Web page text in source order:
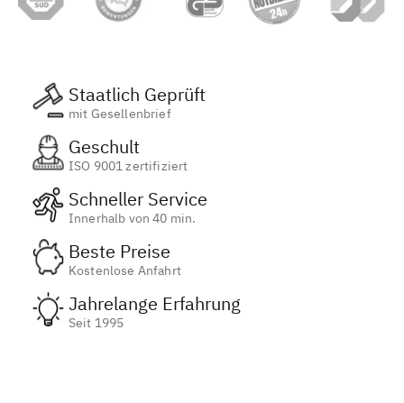
Staatlich Geprüft
mit Gesellenbrief
Geschult
ISO 9001 zertifiziert
Schneller Service
Innerhalb von 40 min.
Beste Preise
Kostenlose Anfahrt
Jahrelange Erfahrung
Seit 1995